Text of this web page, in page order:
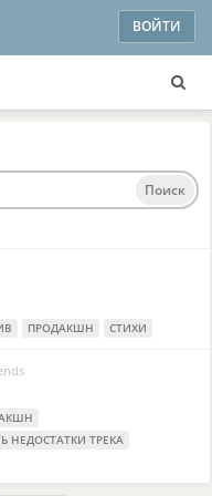
ВОЙТИ
Поиск
ПРОДАКШН СТИХИ
НЕДОСТАТКИ ТРЕКА